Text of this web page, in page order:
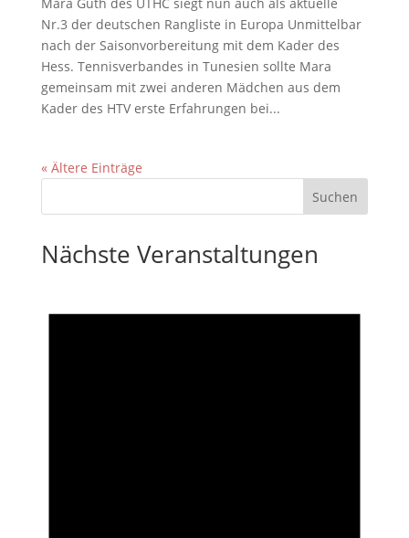
Nr.3 der deutschen Rangliste in Europa Unmittelbar
nach der Saisonvorbereitung mit dem Kader des
Hess. Tennisverbandes in Tunesien sollte Mara
gemeinsam mit zwei anderen Mädchen aus dem
Kader des HTV erste Erfahrungen bei...
« Ältere Einträge
Nächste Veranstaltungen